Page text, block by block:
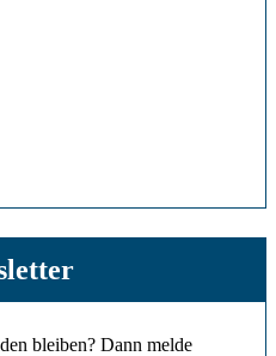
bleiben? Dann melde